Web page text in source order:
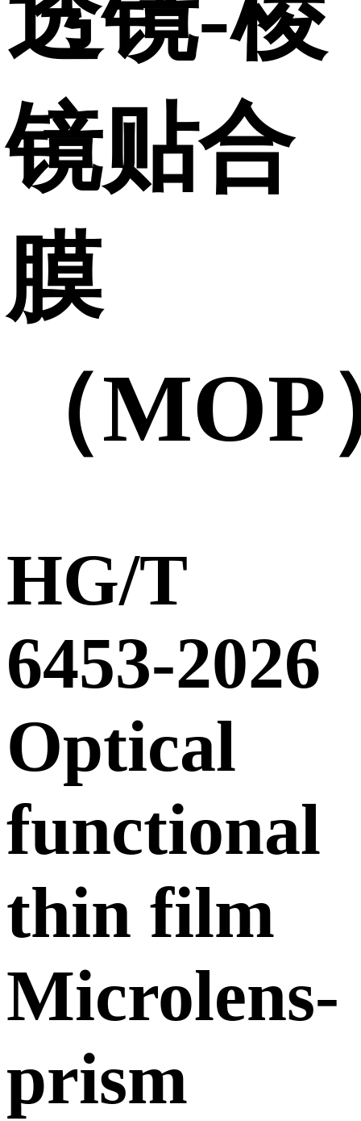
镜贴合
膜
（MOP
HG/T
6453-2026
Optical
functional
thin film
Microlens-
prism